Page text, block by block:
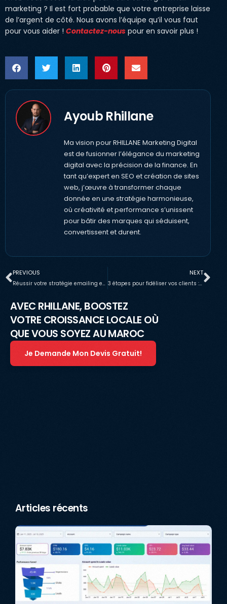
marketing ? Il est fort probable que votre entreprise laisse
de l’argent de côté. Nous avons l’équipe qu’il vous faut
pour vous aider ! Contactez-nous pour en savoir plus !
Ayoub Rhillane
Ma vision pour RHILLANE Marketing Digital
est de fusionner l’élégance du marketing
digital avec la précision de la finance. En
tant qu’expert en SEO et création de sites
web, j’œuvre à transformer chaque
donnée en une stratégie harmonieuse,
où créativité et performance s’unissent
pour bâtir des marques qui séduisent,
convertissent et durent.
PREVIOUS
Réussir votre stratégie emailing en 6 étapes!
NEXT
3 étapes pour fidéliser vos clients : Inbound Marketing
AVEC RHILLANE, BOOSTEZ
VOTRE CROISSANCE LOCALE OÙ
QUE VOUS SOYEZ AU MAROC
Je Demande Mon Devis Gratuit!
Articles récents